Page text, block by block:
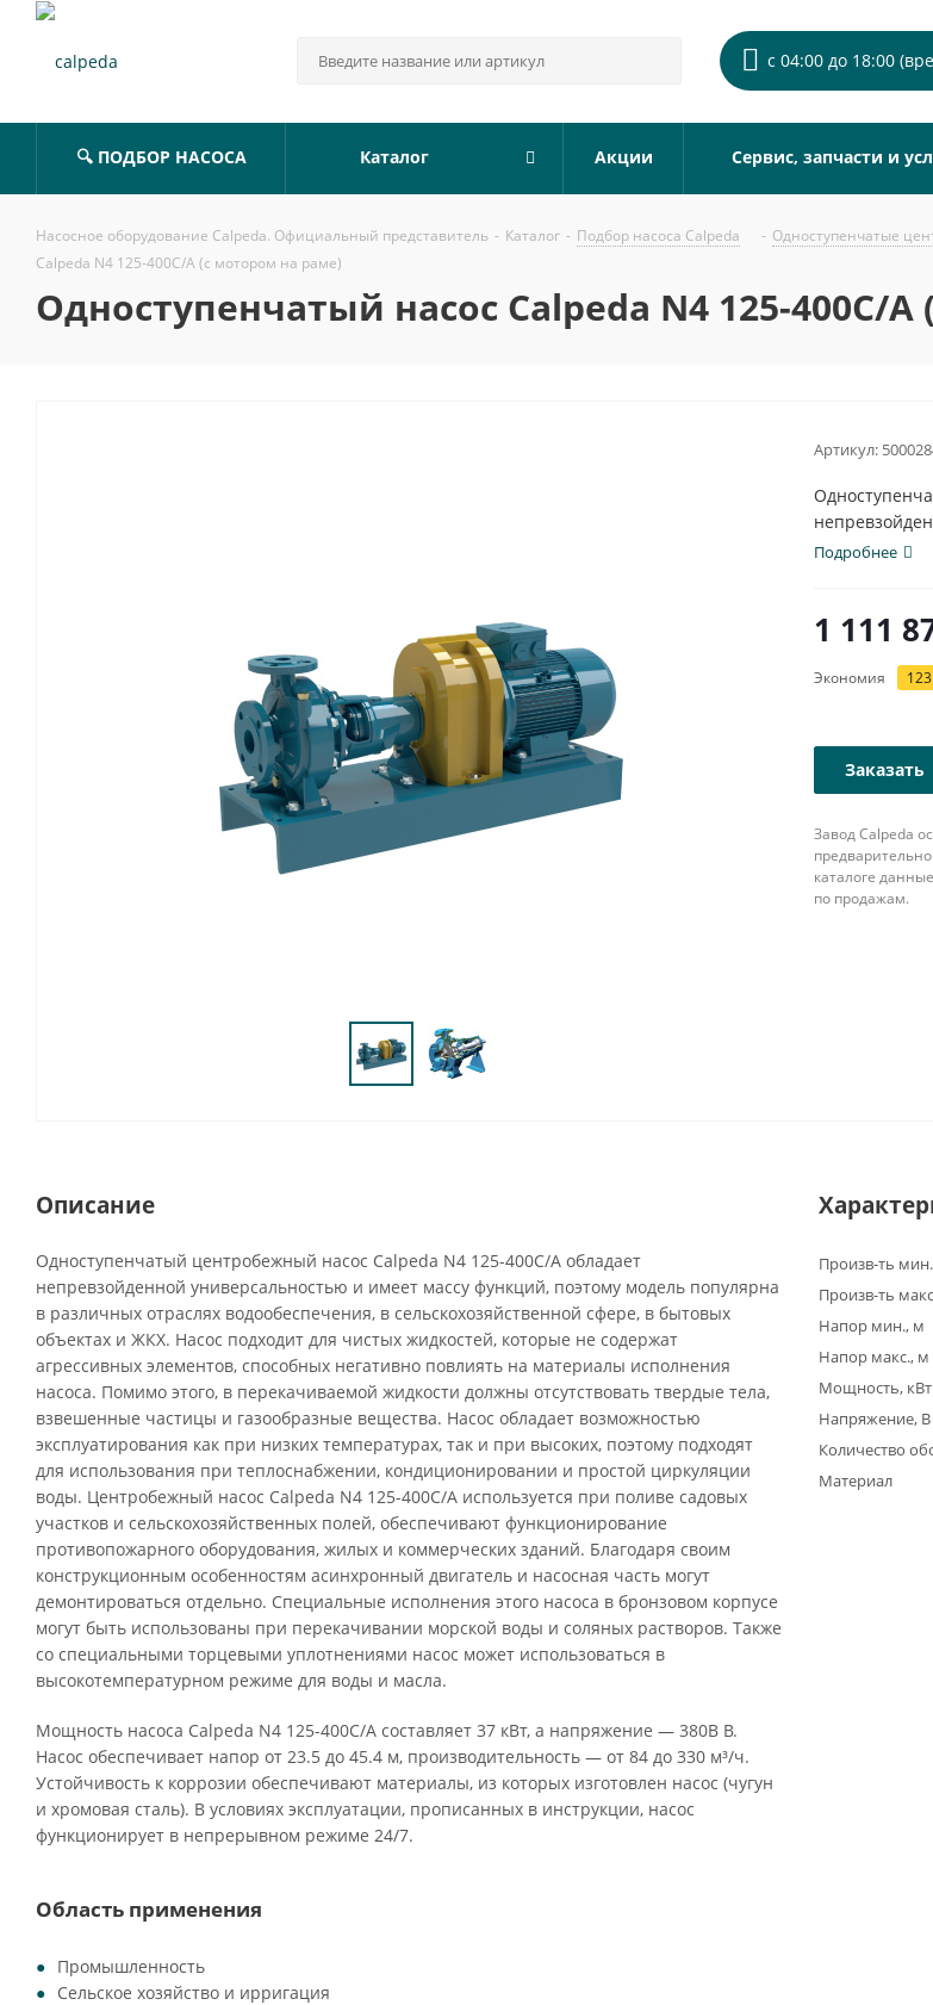
с 04:00 до 18:00
🔍 ПОДБОР НАСОСА Каталог Акции Сервис, запчасти и
Насосное оборудование Calpeda. Официальный представитель - Каталог - Подбор насоса Calpeda - Одноступенчатые
Calpeda N4 125-400C/A (с мотором на раме)
Одноступенчатый насос Calpeda N4 125-400C/
Артикул:
Подробнее
1 111
Экономия
Заказать
Завод Calpeda
каталоге
по продажам.
Описание
Одноступенчатый центробежный насос Calpeda N4 125-400C/A обладает
непревзойденной универсальностью и имеет массу функций, поэтому модель популярна
в различных отраслях водообеспечения, в сельскохозяйственной сфере, в бытовых
объектах и ЖКХ. Насос подходит для чистых жидкостей, которые не содержат
агрессивных элементов, способных негативно повлиять на материалы исполнения
насоса. Помимо этого, в перекачиваемой жидкости должны отсутствовать твердые тела,
взвешенные частицы и газообразные вещества. Насос обладает возможностью
эксплуатирования как при низких температурах, так и при высоких, поэтому подходят
для использования при теплоснабжении, кондиционировании и простой циркуляции
воды. Центробежный насос Calpeda N4 125-400C/A используется при поливе садовых
участков и сельскохозяйственных полей, обеспечивают функционирование
противопожарного оборудования, жилых и коммерческих зданий. Благодаря своим
конструкционным особенностям асинхронный двигатель и насосная часть могут
демонтироваться отдельно. Специальные исполнения этого насоса в бронзовом корпусе
могут быть использованы при перекачивании морской воды и соляных растворов. Также
со специальными торцевыми уплотнениями насос может использоваться в
высокотемпературном режиме для воды и масла.
Мощность насоса Calpeda N4 125-400C/A составляет 37 кВт, а напряжение — 380В В.
Насос обеспечивает напор от 23.5 до 45.4 м, производительность — от 84 до 330 м³/ч.
Устойчивость к коррозии обеспечивают материалы, из которых изготовлен насос (чугун
и хромовая сталь). В условиях эксплуатации, прописанных в инструкции, насос
функционирует в непрерывном режиме 24/7.
Область применения
Промышленность
Сельское хозяйство и ирригация
Произв-ть
Произв-ть
Напор мин., м
Напор макс., м
Мощность, кВт
Напряжение, В
Количество
Материал